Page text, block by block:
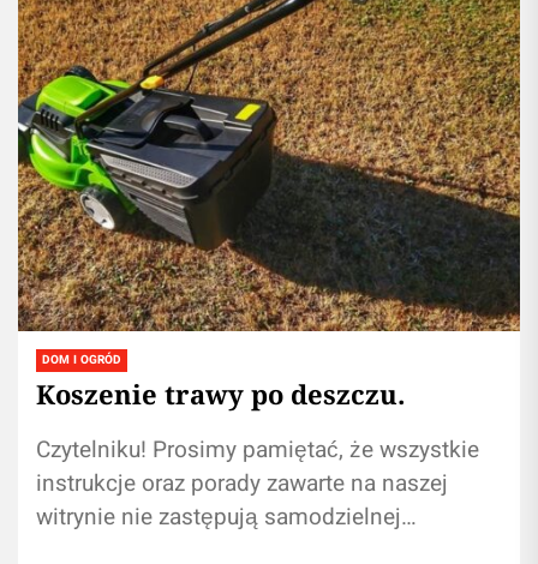
DOM I OGRÓD
Koszenie trawy po deszczu.
Czytelniku! Prosimy pamiętać, że wszystkie
instrukcje oraz porady zawarte na naszej
witrynie nie zastępują samodzielnej